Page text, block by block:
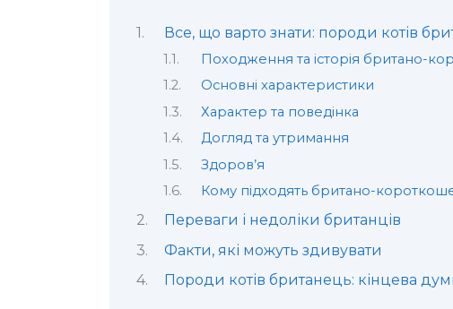
Все, що варто знати: породи котів
Походження та історія британо-
Основні характеристики
Характер та поведінка
Догляд та утримання
Здоров’я
Кому підходять британо-
Переваги і недоліки британців
Факти, які можуть здивувати
Породи котів британець: кінцева